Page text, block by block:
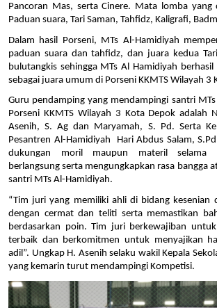
Pancoran Mas, serta Cinere. Mata lomba
Paduan suara, Tari Saman, Tahfidz, Kaligrafi,
Dalam hasil Porseni, MTs Al-Hamidiyah
paduan suara dan tahfidz, dan juara kedua
bulutangkis sehingga MTs Al Hamidiyah
sebagai juara umum di Porseni KKMTS Wilayah 3
Guru pendamping yang mendampingi santri
Porseni KKMTS Wilayah 3 Kota Depok adalah
Asenih, S. Ag dan Maryamah, S. Pd. Serta
Pesantren Al-Hamidiyah  Hari Abdus Salam,
dukungan moril maupun materil selama
berlangsung serta mengungkapkan rasa bangga
santri MTs Al-Hamidiyah.
“Tim juri yang memiliki ahli di bidang kesenian
dengan cermat dan teliti serta memastikan
berdasarkan poin. Tim juri berkewajiban
terbaik dan berkomitmen untuk menyajikan
adil”. Ungkap H. Asenih selaku wakil Kepala
yang kemarin turut mendampingi Kompetisi.